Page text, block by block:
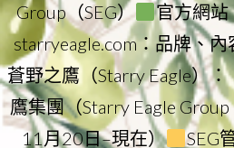
Group（SEG）
官方網站
starryeagle.com：品牌、
蒼野之鷹（Starry Eagle）
鷹集團（Starry Eagle
11月20日–現在）
SEG